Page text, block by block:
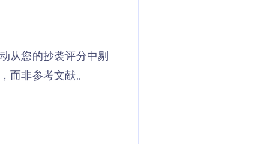
从您的抄袭评分中剔
而非参考文献。